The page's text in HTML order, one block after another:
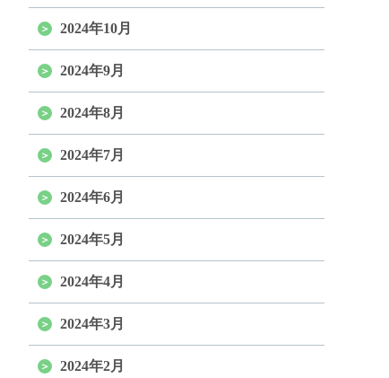
2024年10月
2024年9月
2024年8月
2024年7月
2024年6月
2024年5月
2024年4月
2024年3月
2024年2月